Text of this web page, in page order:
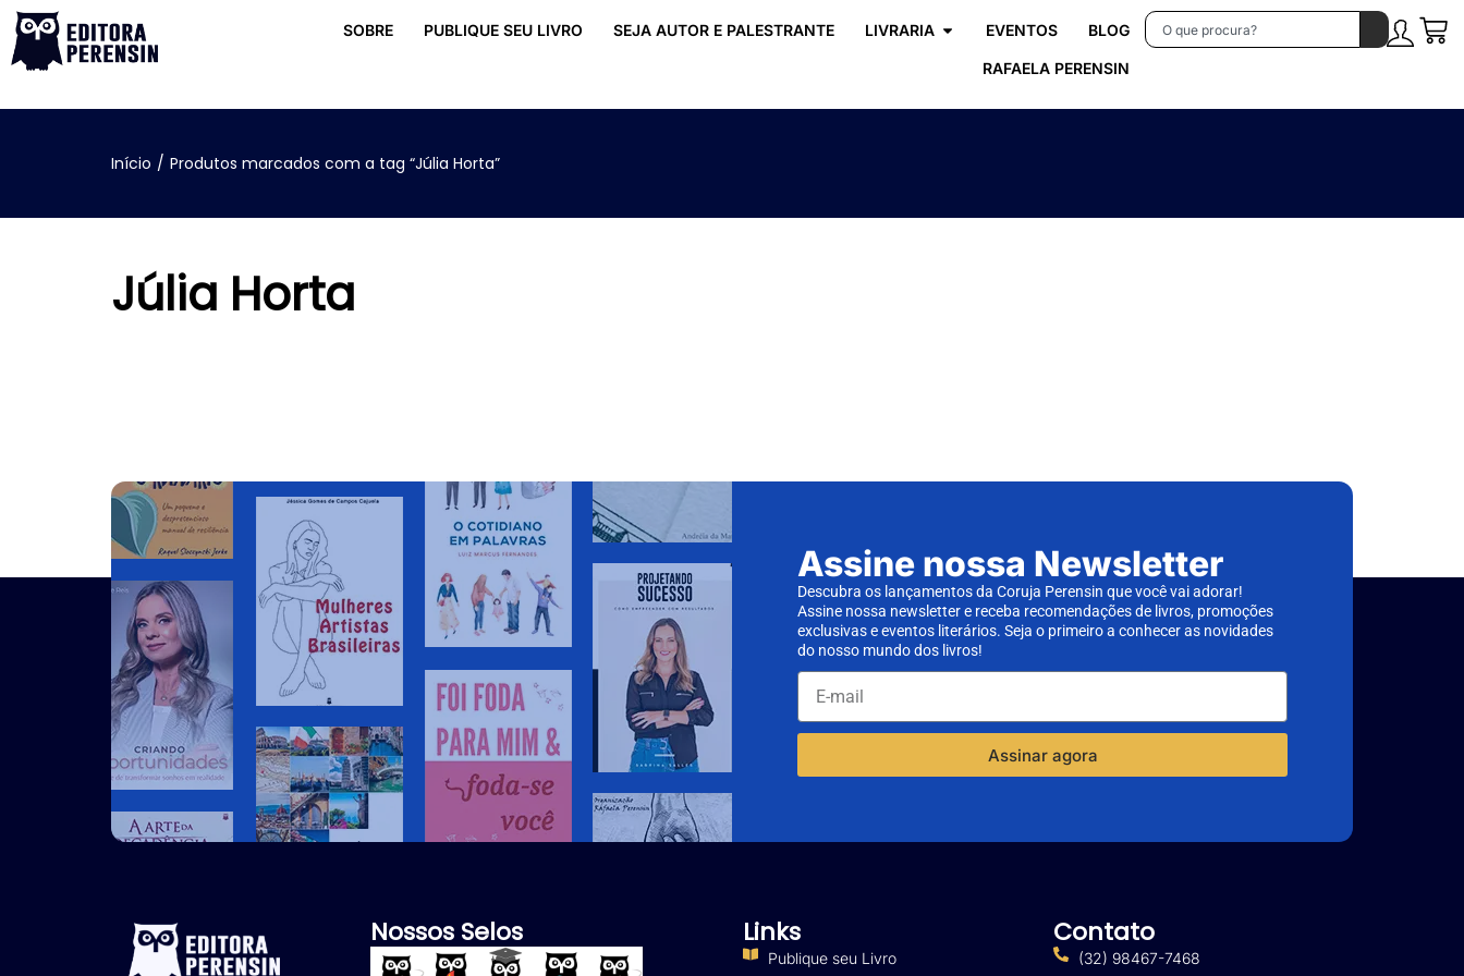
SOBRE PUBLIQUE SEU LIVRO SEJA AUTOR E PALESTRANTE LIVRARIA EVENTOS BLOG
RAFAELA PERENSIN
Início / Produtos marcados com a tag “Júlia Horta”
Júlia Horta
Assine nossa Newsletter
Descubra os lançamentos da Coruja Perensin que você vai adorar!
Assine nossa newsletter e receba recomendações de livros, promoções
exclusivas e eventos literários. Seja o primeiro a conhecer as novidades
do nosso mundo dos livros!
Assinar agora
Nossos Selos Links
Publique seu Livro
Contato
(32) 98467-7468